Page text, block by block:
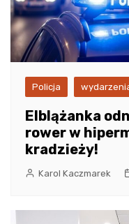
Policja
Elblążanka
rower w
kradzieży!
Karol Kaczmarek